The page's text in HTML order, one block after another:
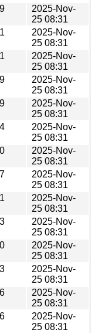
2025-Nov-
25 08:31
2025-Nov-
25 08:31
2025-Nov-
25 08:31
2025-Nov-
25 08:31
2025-Nov-
25 08:31
2025-Nov-
25 08:31
2025-Nov-
25 08:31
2025-Nov-
25 08:31
2025-Nov-
25 08:31
2025-Nov-
25 08:31
2025-Nov-
25 08:31
2025-Nov-
25 08:31
2025-Nov-
25 08:31
2025-Nov-
25 08:31